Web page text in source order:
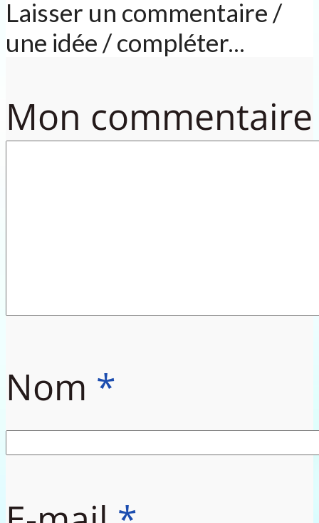
Laisser un commentaire /
une idée / compléter...
Mon commentaire
Nom *